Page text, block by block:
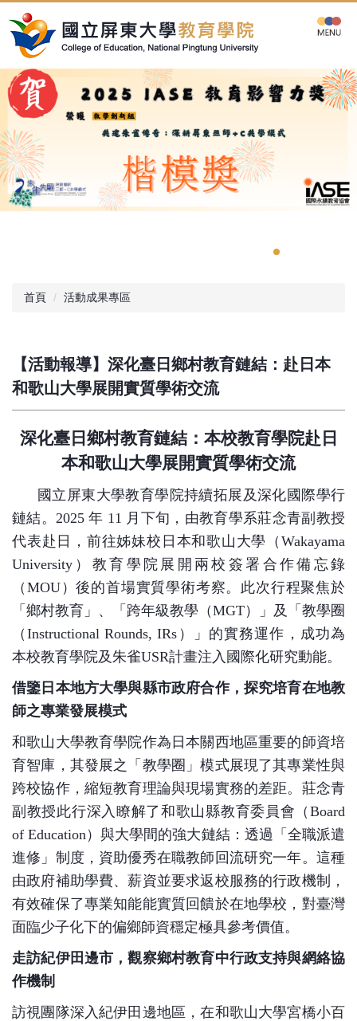
到
主
內
容
區
首頁 活動成果專區
【活動報導】深化臺日鄉村教育鏈結：赴日本
和歌山大學展開實質學術交流
深化臺日鄉村教育鏈結：本校教育學院赴日
本和歌山大學展開實質學術交流
國立屏東大學教育學院持續拓展及深化國際學行
鏈結。 2025年 11 月下旬，由教育學系莊念青副教授
代表赴日，前往姊妹校日本和歌山大學（ Wakayama
University ）教育學院展開兩校簽署合作備忘錄
（ MOU）後的首場實質學術考察。此次行程聚焦於
「鄉村教育」、「跨年級教學（MGT）」及「教學圈
（Instructional Rounds, IRs ）」的實務運作，成功為
本校教育學院及朱雀USR計畫注入國際化研究動能。
借鑒日本地方大學與縣市政府合作，探究培育在地教
師之專業發展模式
和歌山大學教育學院作為日本關西地區重要的師資培
育智庫，其發展之「教學圈」模式展現了其專業性與
跨校協作，縮短教育理論與現場實務的差距。莊念青
副教授此行深入瞭解了和歌山縣教育委員會（ Board
of Education ）與大學間的強大鏈結：透過「全職派遣
進修」制度，資助優秀在職教師回流研究一年。這種
由政府補助學費、薪資並要求返校服務的行政機制，
有效確保了專業知能能實質回饋於在地學校，對臺灣
面臨少子化下的偏鄉師資穩定極具參考價值。
走訪紀伊田邊市，觀察鄉村教育中行政支持與網絡協
作機制
訪視團隊深入紀伊田邊地區，在和歌山大學宮橋小百